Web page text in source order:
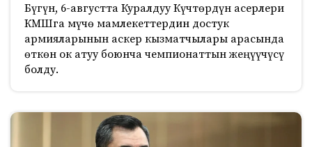
Бүгүн, 6-августта Куралдуу Күчтөрдүн асерлери
КМШга мүчө мамлекеттердин достук
армияларынын аскер кызматчылары арасында
өткөн ок атуу боюнча чемпионаттын жеңүүчүсү
болду.